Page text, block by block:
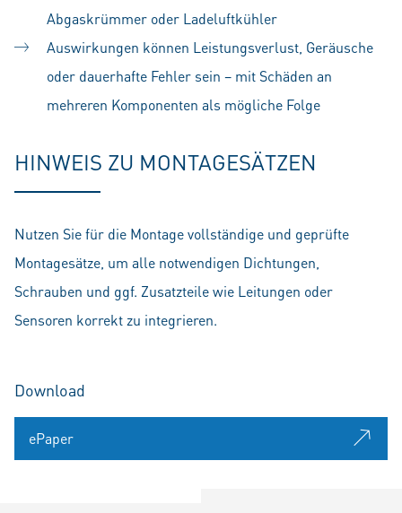
Abgaskrümmer oder Ladeluftkühler
Auswirkungen können Leistungsverlust, Geräusche
oder dauerhafte Fehler sein – mit Schäden an
mehreren Komponenten als mögliche Folge
HINWEIS ZU MONTAGESÄTZEN
Nutzen Sie für die Montage vollständige und geprüfte
Montagesätze, um alle notwendigen Dichtungen,
Schrauben und ggf. Zusatzteile wie Leitungen oder
Sensoren korrekt zu integrieren.
Download
ePaper